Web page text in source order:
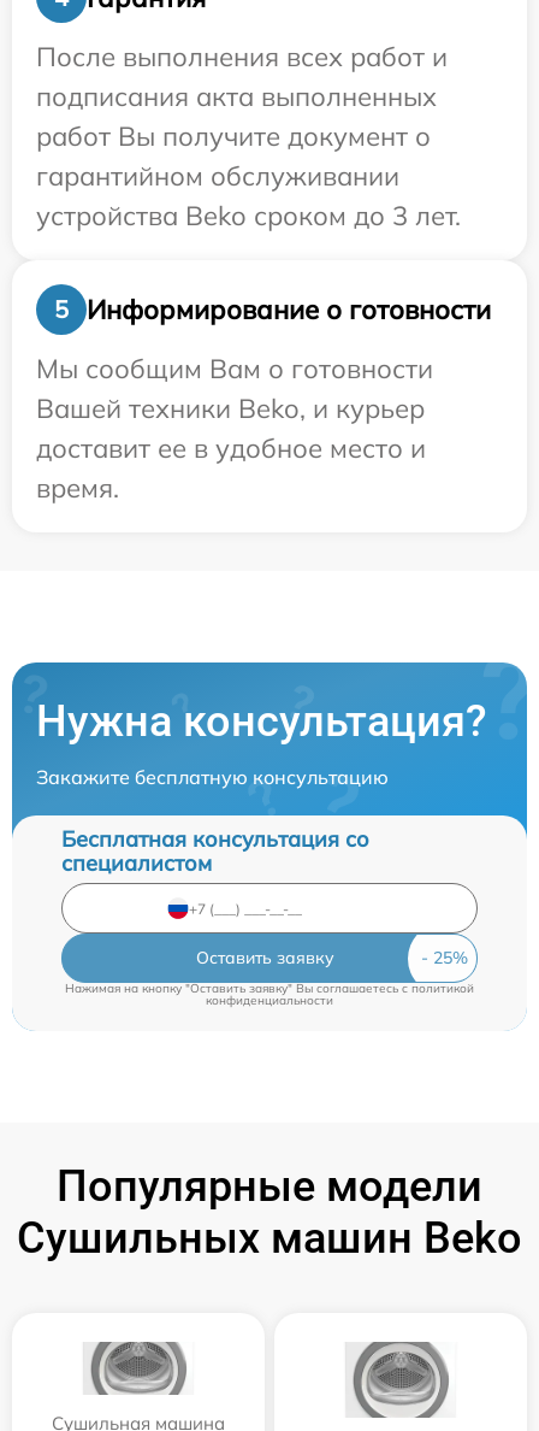
После выполнения всех работ и
подписания акта выполненных
работ Вы получите документ о
гарантийном обслуживании
устройства Beko сроком до 3 лет.
5
Информирование о готовности
Мы сообщим Вам о готовности
Вашей техники Beko, и курьер
доставит ее в удобное место и
время.
Нужна консультация?
Закажите бесплатную консультацию
Бесплатная консультация со
специалистом
Оставить заявку
Нажимая на кнопку "Оставить заявку" Вы соглашаетесь c политикой
конфиденциальности
Популярные модели
Сушильных машин Beko
Сушильная машина